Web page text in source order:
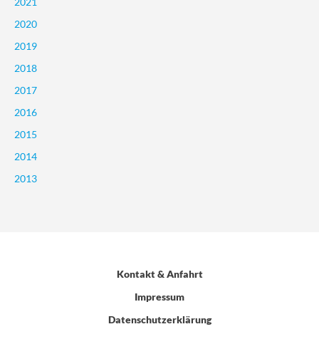
2020
2019
2018
2017
2016
2015
2014
2013
Kontakt & Anfahrt
Impressum
Datenschutzerklärung